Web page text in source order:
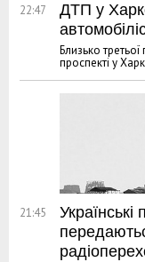
22:47
ДТП у
Близько
проспекті у
21:45